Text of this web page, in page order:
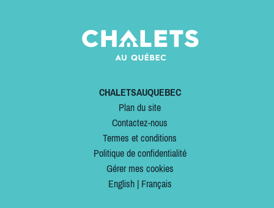
CHALETSAUQUEBEC
Plan du site
Contactez-nous
Termes et conditions
Politique de confidentialité
Gérer mes cookies
English| Français